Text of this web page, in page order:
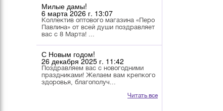
Милые дамы!
6 марта 2026 г. 13:07
Коллектив оптового магазина «Перо
Павлина» от всей души поздравляет
вас с 8 Марта! ...
С Новым годом!
26 декабря 2025 г. 11:42
Поздравляем вас с новогодними
праздниками! Желаем вам крепкого
здоровья, благополуч...
Читать все